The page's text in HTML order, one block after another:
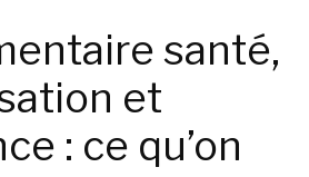
santé,
et
: ce qu’on